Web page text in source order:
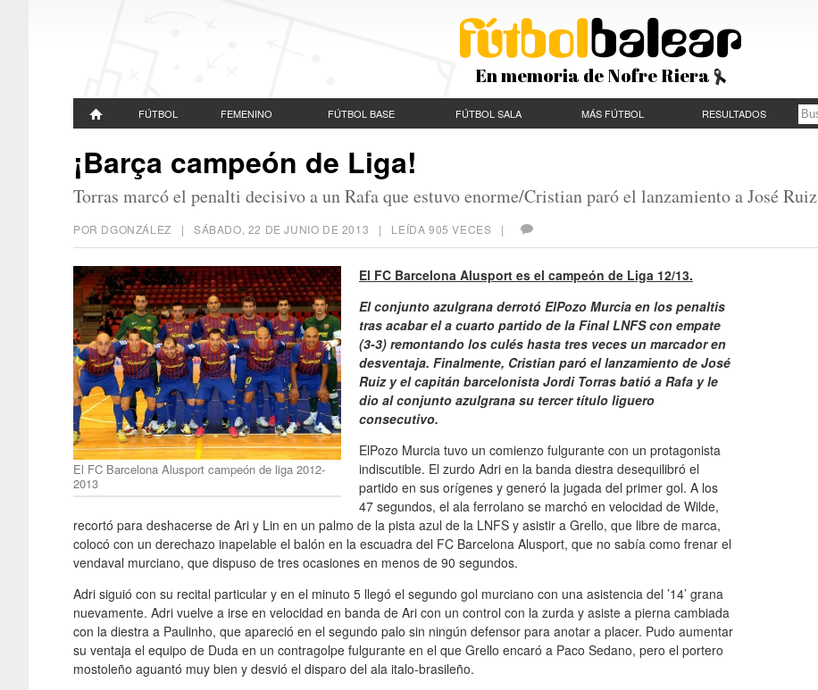
En memoria de Nofre Riera
FÚTBOL FEMENINO FÚTBOL BASE FÚTBOL SALA MÁS FÚTBOL RESULTADOS
¡Barça campeón de Liga!
Torras marcó el penalti decisivo a un Rafa que estuvo enorme/Cristian paró el lanzamiento a José Ruiz
POR DGONZÁLEZ | SÁBADO, 22 DE JUNIO DE 2013 | LEÍDA 905 VECES |
El FC Barcelona Alusport campeón de liga 2012-
2013
El FC Barcelona Alusport es el campeón de Liga 12/13.
El conjunto azulgrana derrotó ElPozo Murcia en los penaltis
tras acabar el a cuarto partido de la Final LNFS con empate
(3-3) remontando los culés hasta tres veces un marcador en
desventaja. Finalmente, Cristian paró el lanzamiento de José
Ruiz y el capitán barcelonista Jordi Torras batió a Rafa y le
dio al conjunto azulgrana su tercer título liguero
consecutivo.
ElPozo Murcia tuvo un comienzo fulgurante con un protagonista
indiscutible. El zurdo Adri en la banda diestra desequilibró el
partido en sus orígenes y generó la jugada del primer gol. A los
47 segundos, el ala ferrolano se marchó en velocidad de Wilde,
recortó para deshacerse de Ari y Lin en un palmo de la pista azul de la LNFS y asistir a Grello, que libre de marca,
colocó con un derechazo inapelable el balón en la escuadra del FC Barcelona Alusport, que no sabía como frenar el
vendaval murciano, que dispuso de tres ocasiones en menos de 90 segundos.
Adri siguió con su recital particular y en el minuto 5 llegó el segundo gol murciano con una asistencia del ’14’ grana
nuevamente. Adri vuelve a irse en velocidad en banda de Ari con un control con la zurda y asiste a pierna cambiada
con la diestra a Paulinho, que apareció en el segundo palo sin ningún defensor para anotar a placer. Pudo aumentar
su ventaja el equipo de Duda en un contragolpe fulgurante en el que Grello encaró a Paco Sedano, pero el portero
mostoleño aguantó muy bien y desvió el disparo del ala italo-brasileño.